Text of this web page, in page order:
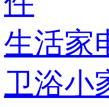
生活家
卫浴小